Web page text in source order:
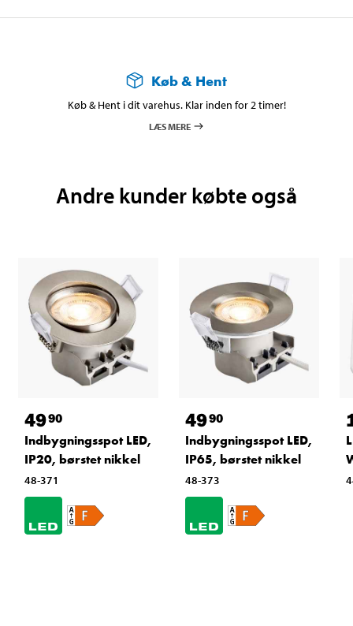
Køb & Hent
Køb & Hent i dit varehus. Klar inden for 2 timer!
LÆS MERE
Andre kunder købte også
4990
Indbygningsspot LED,
IP20, børstet nikkel
48-371
4990
Indbygningsspot LED,
IP65, børstet nikkel
48-373